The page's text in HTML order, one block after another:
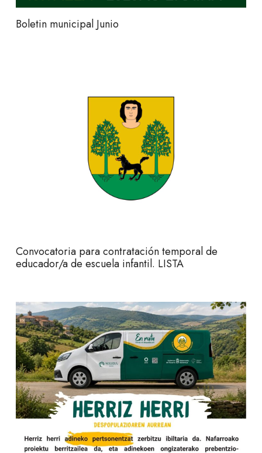
Boletin municipal Junio
Convocatoria para contratación temporal de
educador/a de escuela infantil. LISTA